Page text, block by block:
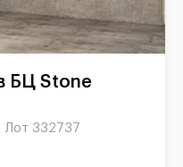
Лот 332737